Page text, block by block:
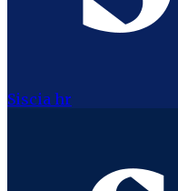
Siscia hr